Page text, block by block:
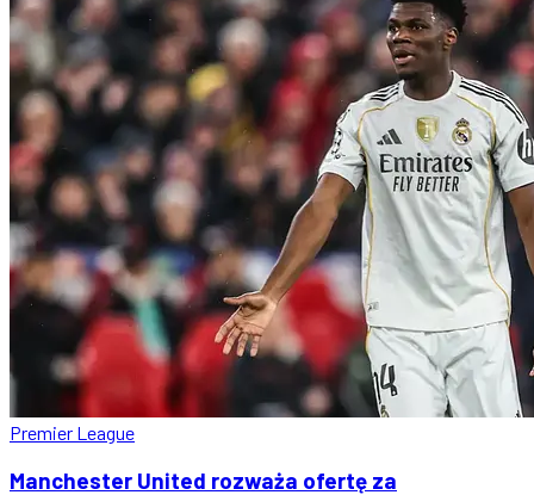
Premier League
Manchester United rozważa ofertę za